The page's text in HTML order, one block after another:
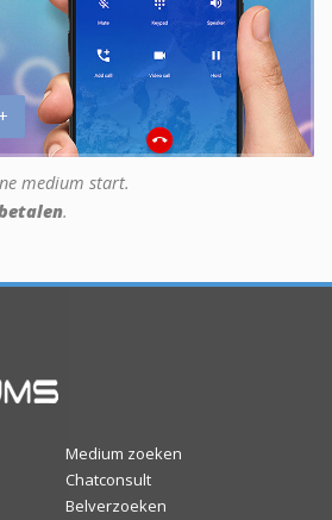
medium start.
.
Medium zoeken
Chatconsult
Belverzoeken